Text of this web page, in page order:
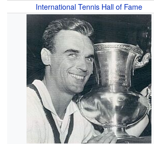
International Tennis Hall of Fame